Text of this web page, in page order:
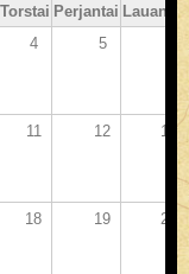
Torstai Perjantai Lauantai
4 5
11 12 13
18 19 20